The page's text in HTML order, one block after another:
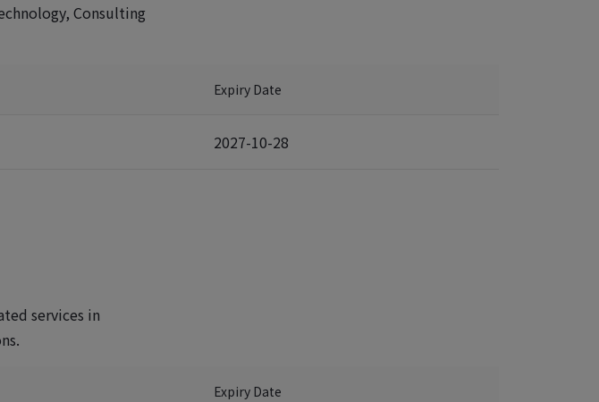
Consulting
Expiry Date
2027-10-28
services in
Expiry Date